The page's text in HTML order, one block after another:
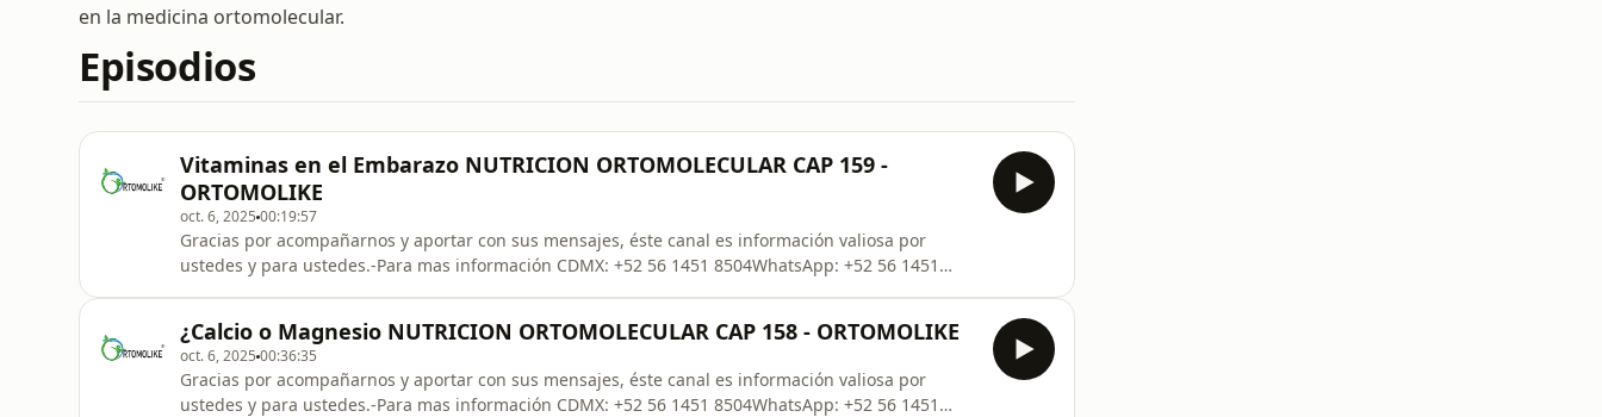
en la medicina ortomolecular.
Episodios
Vitaminas en el Embarazo NUTRICION ORTOMOLECULAR CAP 159 -
ORTOMOLIKE
oct. 6, 2025 00:19:57
Gracias por acompañarnos y aportar con sus mensajes, éste canal es información valiosa por
ustedes y para ustedes.-Para mas información CDMX: +52 56 1451 8504WhatsApp: +52 56 1451
Gratuita
¿Calcio o Magnesio NUTRICION ORTOMOLECULAR CAP 158 - ORTOMOLIKE
oct. 6, 2025 00:36:35
Gracias por acompañarnos y aportar con sus mensajes, éste canal es información valiosa por
ustedes y para ustedes.-Para mas información CDMX: +52 56 1451 8504WhatsApp: +52 56 1451